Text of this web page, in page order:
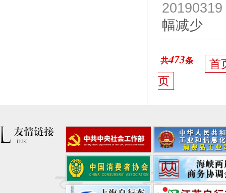
20190319
幅减少
共473条
首
页